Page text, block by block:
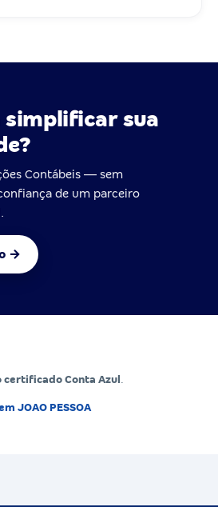
simplificar sua
Contábeis — sem
de um parceiro
→
Conta Azul
JOAO PESSOA